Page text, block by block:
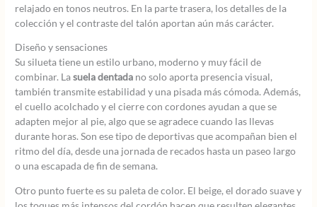
relajado en tonos neutros. En la parte trasera, los detalles de la
colección y el contraste del talón aportan aún más carácter.
Diseño y sensaciones
Su silueta tiene un estilo urbano, moderno y muy fácil de
combinar. Lasuela dentada no solo aporta presencia visual,
también transmite estabilidad y una pisada más cómoda. Además,
el cuello acolchado y el cierre con cordones ayudan a que se
adapten mejor al pie, algo que se agradece cuando las llevas
durante horas. Son ese tipo de deportivas que acompañan bien el
ritmo del día, desde una jornada de recados hasta un paseo largo
o una escapada de fin de semana.
Otro punto fuerte es su paleta de color. El beige, el dorado suave y